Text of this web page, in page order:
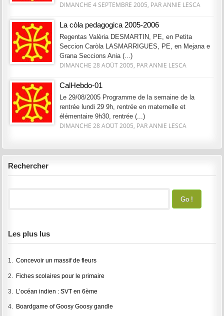
DIMANCHE 4 SEPTEMBRE 2005, PAR ANNIE LESCA
La còla pedagogica 2005-2006
Regentas Valèria DESMARTIN, PE, en Petita
Seccion Caròla LASMARRIGUES, PE, en Mejana e
Grana Seccions Ania (...)
DIMANCHE 28 AOÛT 2005, PAR ANNIE LESCA
CalHebdo-01
Le 29/08/2005 Programme de la semaine de la
rentrée lundi 29 9h, rentrée en maternelle et
élémentaire 9h30, rentrée (...)
DIMANCHE 28 AOÛT 2005, PAR ANNIE LESCA
Rechercher
Les plus lus
1.Concevoir un massif de fleurs
2. Fiches scolaires pour le primaire
3. L’océan indien : SVT en 6ème
4. Boardgame of Goosy Goosy gandle